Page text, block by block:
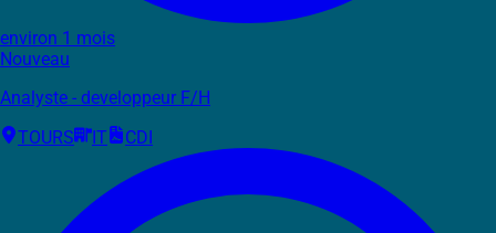
environ 1 mois
Nouveau
Analyste - developpeur F/H
TOURS
IT CDI